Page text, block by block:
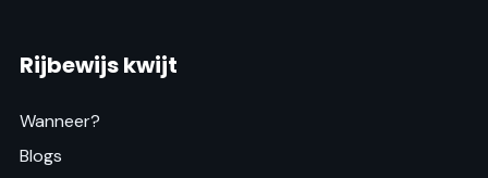
Rijbewijs kwijt
Wanneer?
Blogs